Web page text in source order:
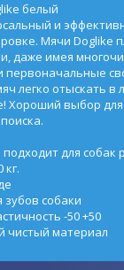
белый
и
Мячи Doglike
даже имея
первоначальные
легко отыскать
Хороший выбор
для собак
кг.
зубов собаки
-50 +50
чистый материал